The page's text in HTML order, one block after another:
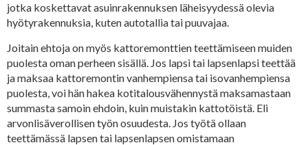
jotka koskettavat asuinrakennuksen läheisyydessä olevia
hyötyrakennuksia, kuten autotallia tai puuvajaa.
Joitain ehtoja on myös kattoremonttien teettämiseen muiden
puolesta oman perheen sisällä. Jos lapsi tai lapsenlapsi teettää
ja maksaa kattoremontin vanhempiensa tai isovanhempiensa
puolesta, voi hän hakea kotitalousvähennystä maksamastaan
summasta samoin ehdoin, kuin muistakin kattotöistä. Eli
arvonlisäverollisen työn osuudesta. Jos työtä ollaan
teettämässä lapsen tai lapsenlapsen omistamaan